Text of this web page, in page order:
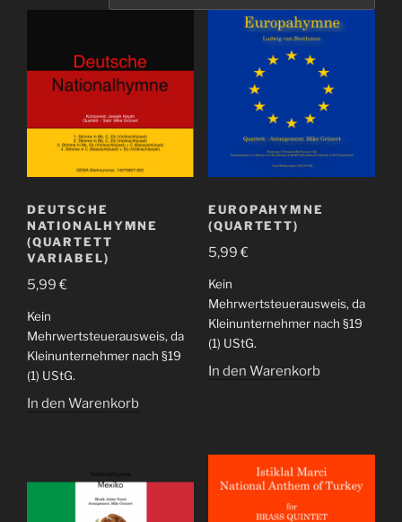
DEUTSCHE
NATIONALHYMNE
(QUARTETT
VARIABEL)
5,99€
Kein
Mehrwertsteuerausweis, da
Kleinunternehmer nach §19
(1) UStG.
In den Warenkorb
EUROPAHYMNE
(QUARTETT)
5,99€
Kein
Mehrwertsteuerausweis, da
Kleinunternehmer nach §19
(1) UStG.
In den Warenkorb